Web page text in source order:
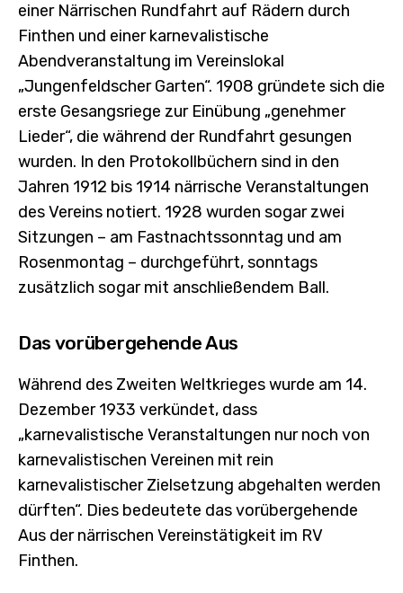
einer Närrischen Rundfahrt auf Rädern durch
Finthen und einer karnevalistische
Abendveranstaltung im Vereinslokal
„Jungenfeldscher Garten“. 1908 gründete sich die
erste Gesangsriege zur Einübung „genehmer
Lieder“, die während der Rundfahrt gesungen
wurden. In den Protokollbüchern sind in den
Jahren 1912 bis 1914 närrische Veranstaltungen
des Vereins notiert. 1928 wurden sogar zwei
Sitzungen – am Fastnachtssonntag und am
Rosenmontag – durchgeführt, sonntags
zusätzlich sogar mit anschließendem Ball.
Das vorübergehende Aus
Während des Zweiten Weltkrieges wurde am 14.
Dezember 1933 verkündet, dass
„karnevalistische Veranstaltungen nur noch von
karnevalistischen Vereinen mit rein
karnevalistischer Zielsetzung abgehalten werden
dürften“. Dies bedeutete das vorübergehende
Aus der närrischen Vereinstätigkeit im RV
Finthen.